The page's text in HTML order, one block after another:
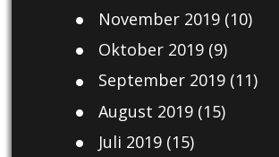
November 2019(10)
Oktober 2019(9)
September 2019(11)
August 2019(15)
Juli 2019(15)